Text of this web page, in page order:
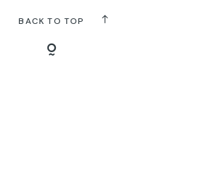
BACK TO TOP